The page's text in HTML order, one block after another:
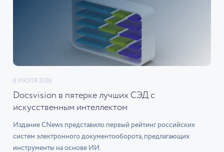
6 ИЮЛЯ 2026
Docsvision в пятерке лучших СЭД с
искусственным интеллектом
Издание CNews представило первый рейтинг российских
систем электронного документооборота, предлагающих
инструменты на основе ИИ.